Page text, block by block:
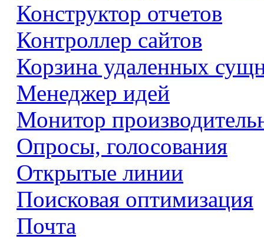
Конструктор отчетов
Контроллер сайтов
Корзина удаленных
Менеджер идей
Монитор
Опросы, голосования
Открытые линии
Поисковая оптимизация
Почта